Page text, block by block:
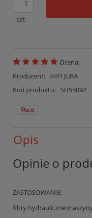
szt.
Ocena:
Producent:
HIFI JURA
Kod produktu:
SH55092
Opis
Opinie o
ZASTOSOWANIE:
filtry hydrauliczne